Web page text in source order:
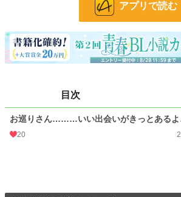
更新日時 2021.07.12 23:44
初回公開日時 2021.07.12 23:44
1,617 pt (5,912 位)
月間ポイント 7,114 pt (6,121 位)
アプリで読む
目次
お巡りさん………いい出会いがきっとあ
20